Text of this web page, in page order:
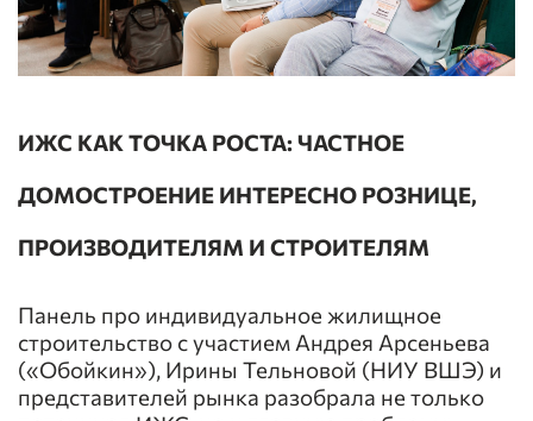
ИЖС КАК ТОЧКА РОСТА: ЧАСТНОЕ
ДОМОСТРОЕНИЕ ИНТЕРЕСНО РОЗНИЦЕ,
ПРОИЗВОДИТЕЛЯМ И СТРОИТЕЛЯМ
Панель про индивидуальное жилищное
строительство с участием Андрея Арсеньева
(«Обойкин»), Ирины Тельновой (НИУ ВШЭ) и
представителей рынка разобрала не только